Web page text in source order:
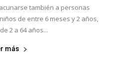
también a personas
de entre 6 meses y 2 años,
2 a 64 años...
más